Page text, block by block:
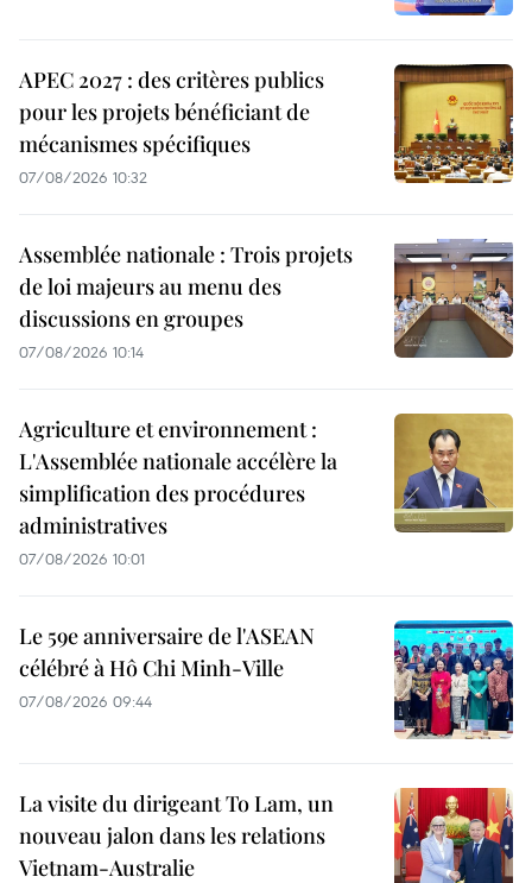
APEC 2027 : des critères publics
pour les projets bénéficiant de
mécanismes spécifiques
07/08/2026 10:32
Assemblée nationale : Trois projets
de loi majeurs au menu des
discussions en groupes
07/08/2026 10:14
Agriculture et environnement :
L'Assemblée nationale accélère la
simplification des procédures
administratives
07/08/2026 10:01
Le 59e anniversaire de l'ASEAN
célébré à Hô Chi Minh-Ville
07/08/2026 09:44
La visite du dirigeant To Lam, un
nouveau jalon dans les relations
Vietnam-Australie